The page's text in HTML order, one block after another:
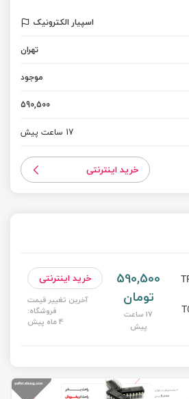
اسپیار الکترونیک
تهران
موجود
590,500
17 ساعت پیش
خرید اینترنتی
590,500
تومان
17 ساعت
پیش
خرید اینترنتی
آخرین تغییر قیمت
فروشگاه:
4 ماه پیش